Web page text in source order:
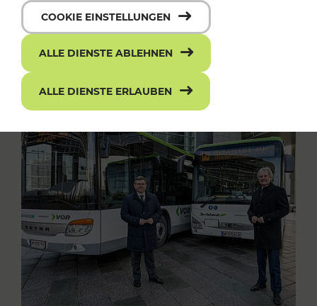
COOKIE EINSTELLUNGEN
ALLE DIENSTE ABLEHNEN
ALLE DIENSTE ERLAUBEN